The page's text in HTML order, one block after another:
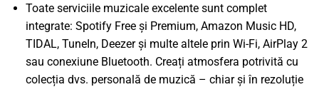
Toate serviciile muzicale excelente sunt complet
integrate: Spotify Free și Premium, Amazon Music HD,
TIDAL, TuneIn, Deezer și multe altele prin Wi-Fi, AirPlay 2
sau conexiune Bluetooth. Creați atmosfera potrivită cu
colecția dvs. personală de muzică – chiar și în rezoluție